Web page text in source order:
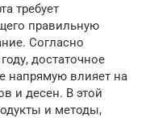
требует
правильную
Согласно
достаточное
напрямую влияет на
и десен. В этой
и методы,